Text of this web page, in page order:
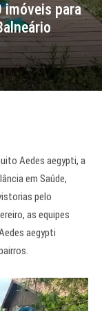
para
Aedes aegypti, a
em Saúde,
pelo
as equipes
aegypti